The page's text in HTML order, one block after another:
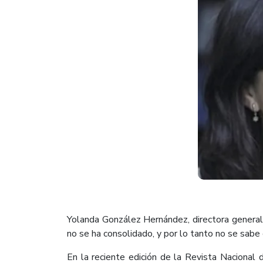
Yolanda González Hernández, directora
no se ha consolidado, y por lo tanto no se sabe
En la reciente edición de la Revista Nacional